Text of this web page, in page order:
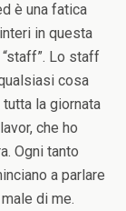
è una fatica
in questa
Lo staff
cosa
tutta la giornata
che ho
Ogni tanto
a parlare
di me.